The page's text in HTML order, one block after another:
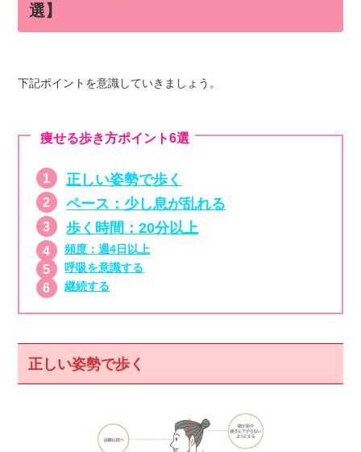
選】
下記ポイントを意識していきましょう。
痩せる歩き方ポイント6選
正しい姿勢で歩く
ペース：少し息が乱れる
歩く時間：20分以上
頻度：週4日以上
呼吸を意識する
継続する
正しい姿勢で歩く